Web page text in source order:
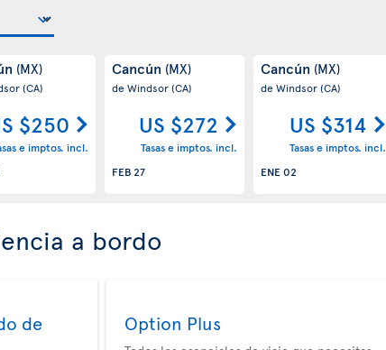
(MX)
(CA)
$250
e imptos. incl.
Cancún (MX)
de Windsor(CA)
US $272
Tasas e imptos. incl.
FEB 27
Cancún (MX)
de Windsor(CA)
US $314
Tasas e imptos. incl.
ENE 02
a bordo
de
Option Plus